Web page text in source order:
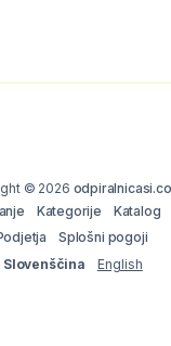
© 2026
Kategorije Katalog
Splošni pogoji
Slovenščina
English